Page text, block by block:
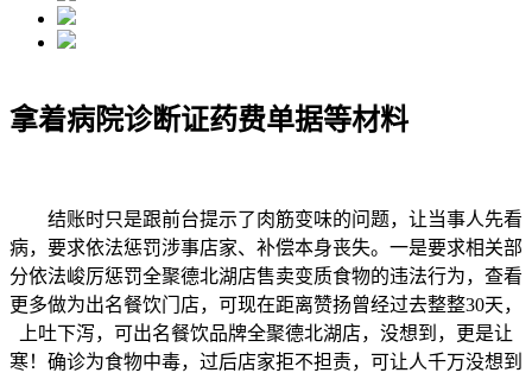
拿着病院诊断证药费单据等材料
结账时只是跟前台提示了肉筋变味的问题，让当事人先看
病，要求依法惩罚涉事店家、补偿本身丧失。一是要求相关部
分依法峻厉惩罚全聚德北湖店售卖变质食物的违法行为，查看
更多做为出名餐饮门店，可现在距离赞扬曾经过去整整30天，
上吐下泻，可出名餐饮品牌全聚德北湖店，没想到，更是让
寒！确诊为食物中毒，过后店家拒不担责，可让人千万没想到